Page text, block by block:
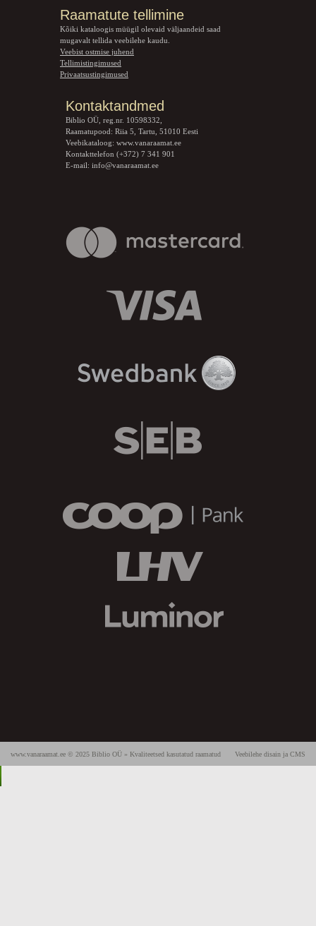
Raamatute tellimine
Kõiki kataloogis müügil olevaid väljaandeid saad
mugavalt tellida veebilehe kaudu.
Veebist ostmise juhend
Tellimistingimused
Privaatsustingimused
Kontaktandmed
Biblio OÜ, reg.nr. 10598332,
Raamatupood: Riia 5, Tartu, 51010 Eesti
Veebikataloog: www.vanaraamat.ee
Kontakttelefon (+372) 7 341 901
E-mail: info@vanaraamat.ee
Veebilehe disain ja CMS
www.vanaraamat.ee © 2025 Biblio OÜ » Kvaliteetsed kasutatud raamatud